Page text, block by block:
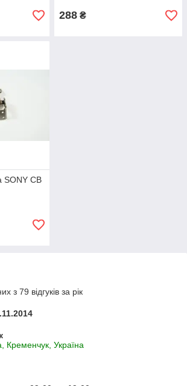
288 ₴
SONY CB
з 79 відгуків за рік
Кременчук, Україна